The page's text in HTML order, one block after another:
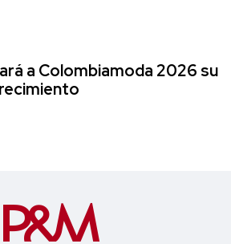
a Colombiamoda 2026 su